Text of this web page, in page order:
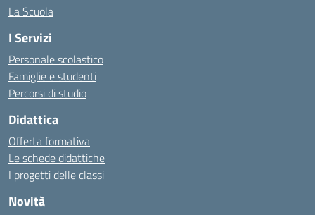
La Scuola
I Servizi
Personale scolastico
Famiglie e studenti
Percorsi di studio
Didattica
Offerta formativa
Le schede didattiche
I progetti delle classi
Novità